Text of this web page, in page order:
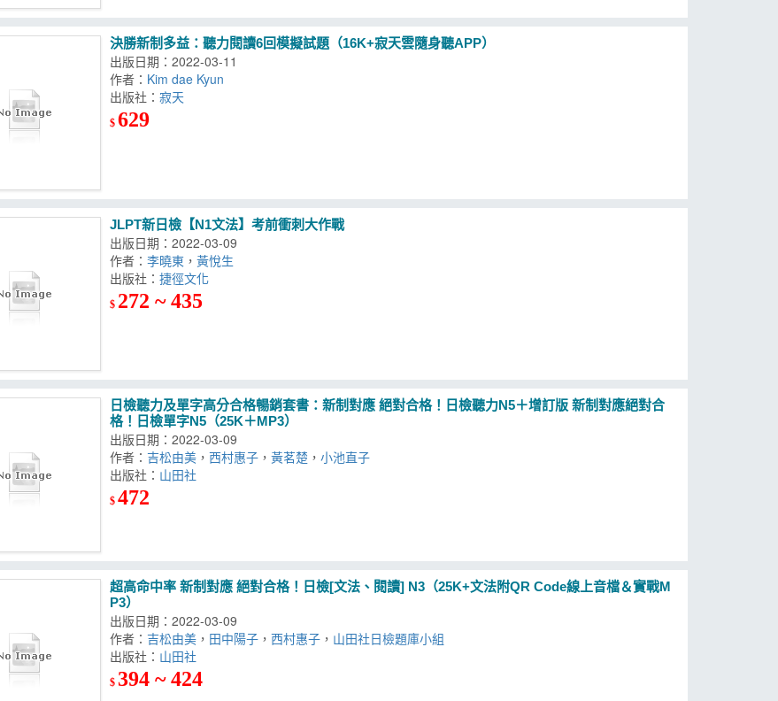
決勝新制多益：聽力閱讀6回模擬試題（16K+寂天雲隨身聽APP）
出版日期：2022-03-11
作者： Kim dae Kyun
出版社：
$629
JLPT新日檢【N1文法】考前衝刺大作戰
出版日期：2022-03-09
作者：李曉東 ，黃悅生
出版社：
$ 272 ~ 435
日檢聽力及單字高分合格暢銷套書：新制對應 絕對合格！日檢聽力N5＋增訂版 新制對應絕對合
格！日檢單字N5（25K＋MP3）
出版日期：2022-03-09
作者：吉松由美 ，西村惠子 ，黃茗楚 ，小池直子
出版社：
$472
超高命中率 新制對應 絕對合格！日檢[文法、閱讀] N3（25K+文法附QR Code線上音檔＆實戰M
P3）
出版日期：2022-03-09
作者：吉松由美 ， 田中陽子 ，西村惠子 ， 山田社日檢題庫小組
出版社：
$ 394 ~ 424